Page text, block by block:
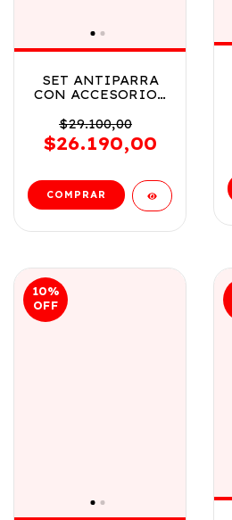
SET ANTIPARRA
CON ACCESORIOS
NINOS VR2 8927
SET CON
ANTIPARRA AZUL
$29.100,00
$26.190,00
10%
OFF